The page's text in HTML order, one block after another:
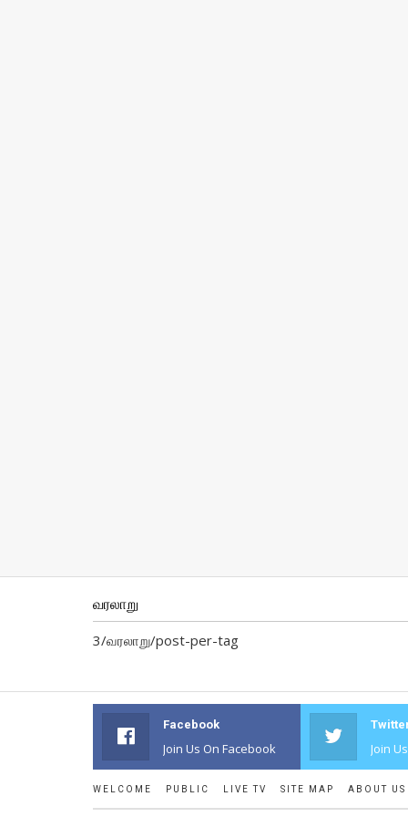
வரலாறு
3/வரலாறு/post-per-tag
Facebook
Join Us On Facebook Join
WELCOME PUBLIC LIVE TV SITE MAP ABOUT US